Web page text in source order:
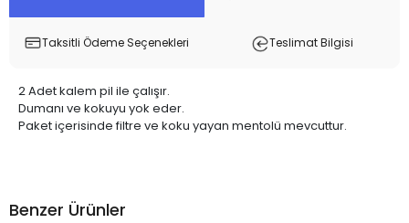
Taksitli Ödeme Seçenekleri Teslimat Bilgisi
2 Adet kalem pil ile çalışır.
Dumanı ve kokuyu yok eder.
Paket içerisinde filtre ve koku yayan mentolü mevcuttur.
Benzer Ürünler